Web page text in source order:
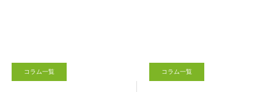
コラム一覧 コラム一覧